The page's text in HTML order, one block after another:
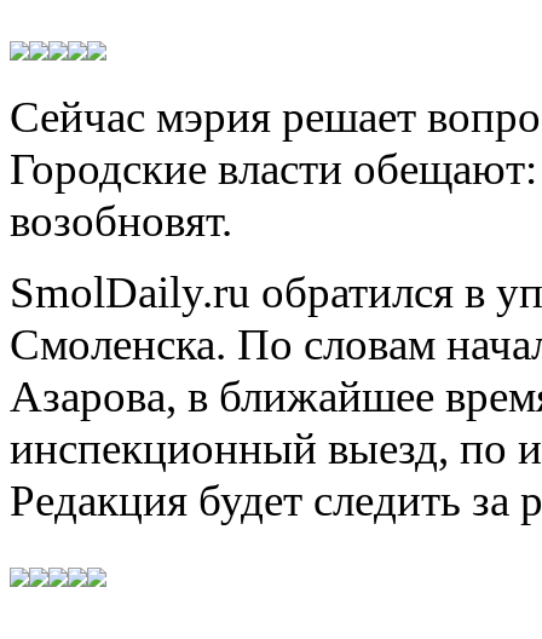
Сейчас мэрия решает
Городские власти
возобновят.
SmolDaily.ru обратился в
Смоленска. По словам
Азарова, в ближайшее
инспекционный выезд, по
Редакция будет следить за